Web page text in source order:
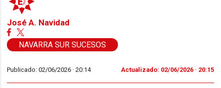
José A. Navidad
NAVARRA SUR SUCESOS
Publicado: 02/06/2026 ·20:14 Actualizado: 02/06/2026 · 20:15